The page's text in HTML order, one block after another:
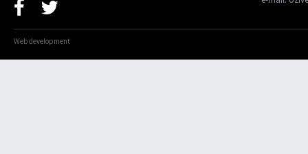
Web development